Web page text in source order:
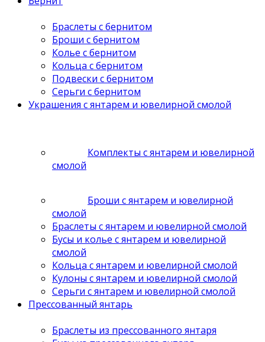
Браслеты с бернитом
Броши с бернитом
Колье с бернитом
Кольца с бернитом
Подвески с бернитом
Серьги с бернитом
Украшения с янтарем и ювелирной смолой
Комплекты с янтарем и ювелирной
смолой
Броши с янтарем и ювелирной
смолой
Браслеты с янтарем и ювелирной смолой
Бусы и колье с янтарем и ювелирной
смолой
Кольца с янтарем и ювелирной смолой
Кулоны с янтарем и ювелирной смолой
Серьги с янтарем и ювелирной смолой
Прессованный янтарь
Браслеты из прессованного янтаря